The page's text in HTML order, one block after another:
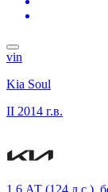
vin
Kia Soul
II 2014 г.в.
1.6 АТ (124 л.с.),